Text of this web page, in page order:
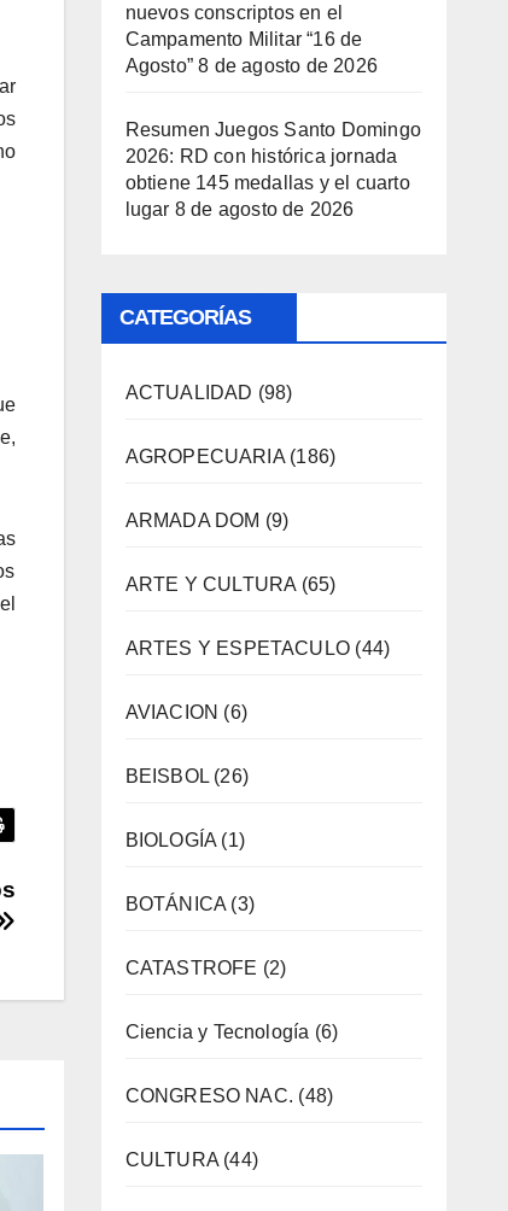
nuevos conscriptos en el
Campamento Militar “16 de
Agosto” 8 de agosto de 2026
Resumen Juegos Santo Domingo
2026: RD con histórica jornada
obtiene 145 medallas y el cuarto
lugar 8 de agosto de 2026
CATEGORÍAS
ACTUALIDAD (98)
AGROPECUARIA(186)
ARMADA DOM (9)
ARTE Y CULTURA (65)
ARTES Y ESPETACULO (44)
AVIACION (6)
BEISBOL(26)
BIOLOGÍA (1)
BOTÁNICA (3)
CATASTROFE (2)
Ciencia y Tecnología (6)
CONGRESO NAC. (48)
CULTURA(44)